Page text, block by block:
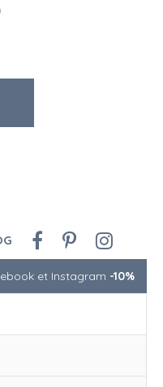
et Instagram -10%